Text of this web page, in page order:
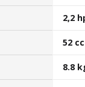
2,2
52 cc
8.8